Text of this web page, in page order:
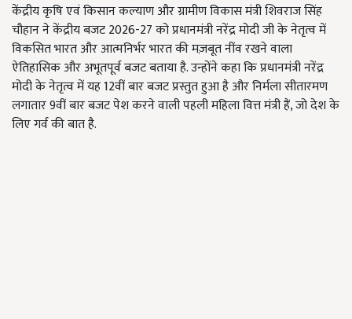
केंद्रीय कृषि एवं किसान कल्याण और ग्रामीण विकास मंत्री शिवराज सिंह
चौहान ने केंद्रीय बजट 2026-27 को प्रधानमंत्री नरेंद्र मोदी जी के नेतृत्व में
विकसित भारत और आत्मनिर्भर भारत की मज़बूत नींव रखने वाला
ऐतिहासिक और अभूतपूर्व बजट बताया है. उन्होंने कहा कि प्रधानमंत्री नरेंद्र
मोदी के नेतृत्व में यह 12वीं बार बजट प्रस्तुत हुआ है और निर्मला सीतारमण
लगातार 9वीं बार बजट पेश करने वाली पहली महिला वित्त मंत्री हैं, जो देश के
लिए गर्व की बात है.